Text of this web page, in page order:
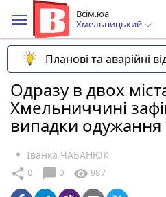
Всім.юа
Хмельницький
Планові та аварійні
Одразу в двох
Хмельниччині
випадки одужання
Іванка ЧАБАНЮК
share 0 chat_bubble 0 visibility 987